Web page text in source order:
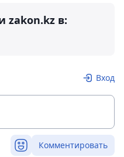
zakon.kz в:
Вход
Комментировать